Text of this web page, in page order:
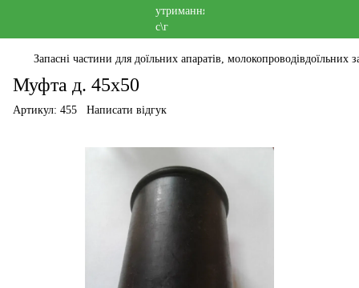
Запасні частини для доїльних апаратів, молокопроводівдоїльних
Муфта д. 45х50
Артикул: 455 Написати відгук